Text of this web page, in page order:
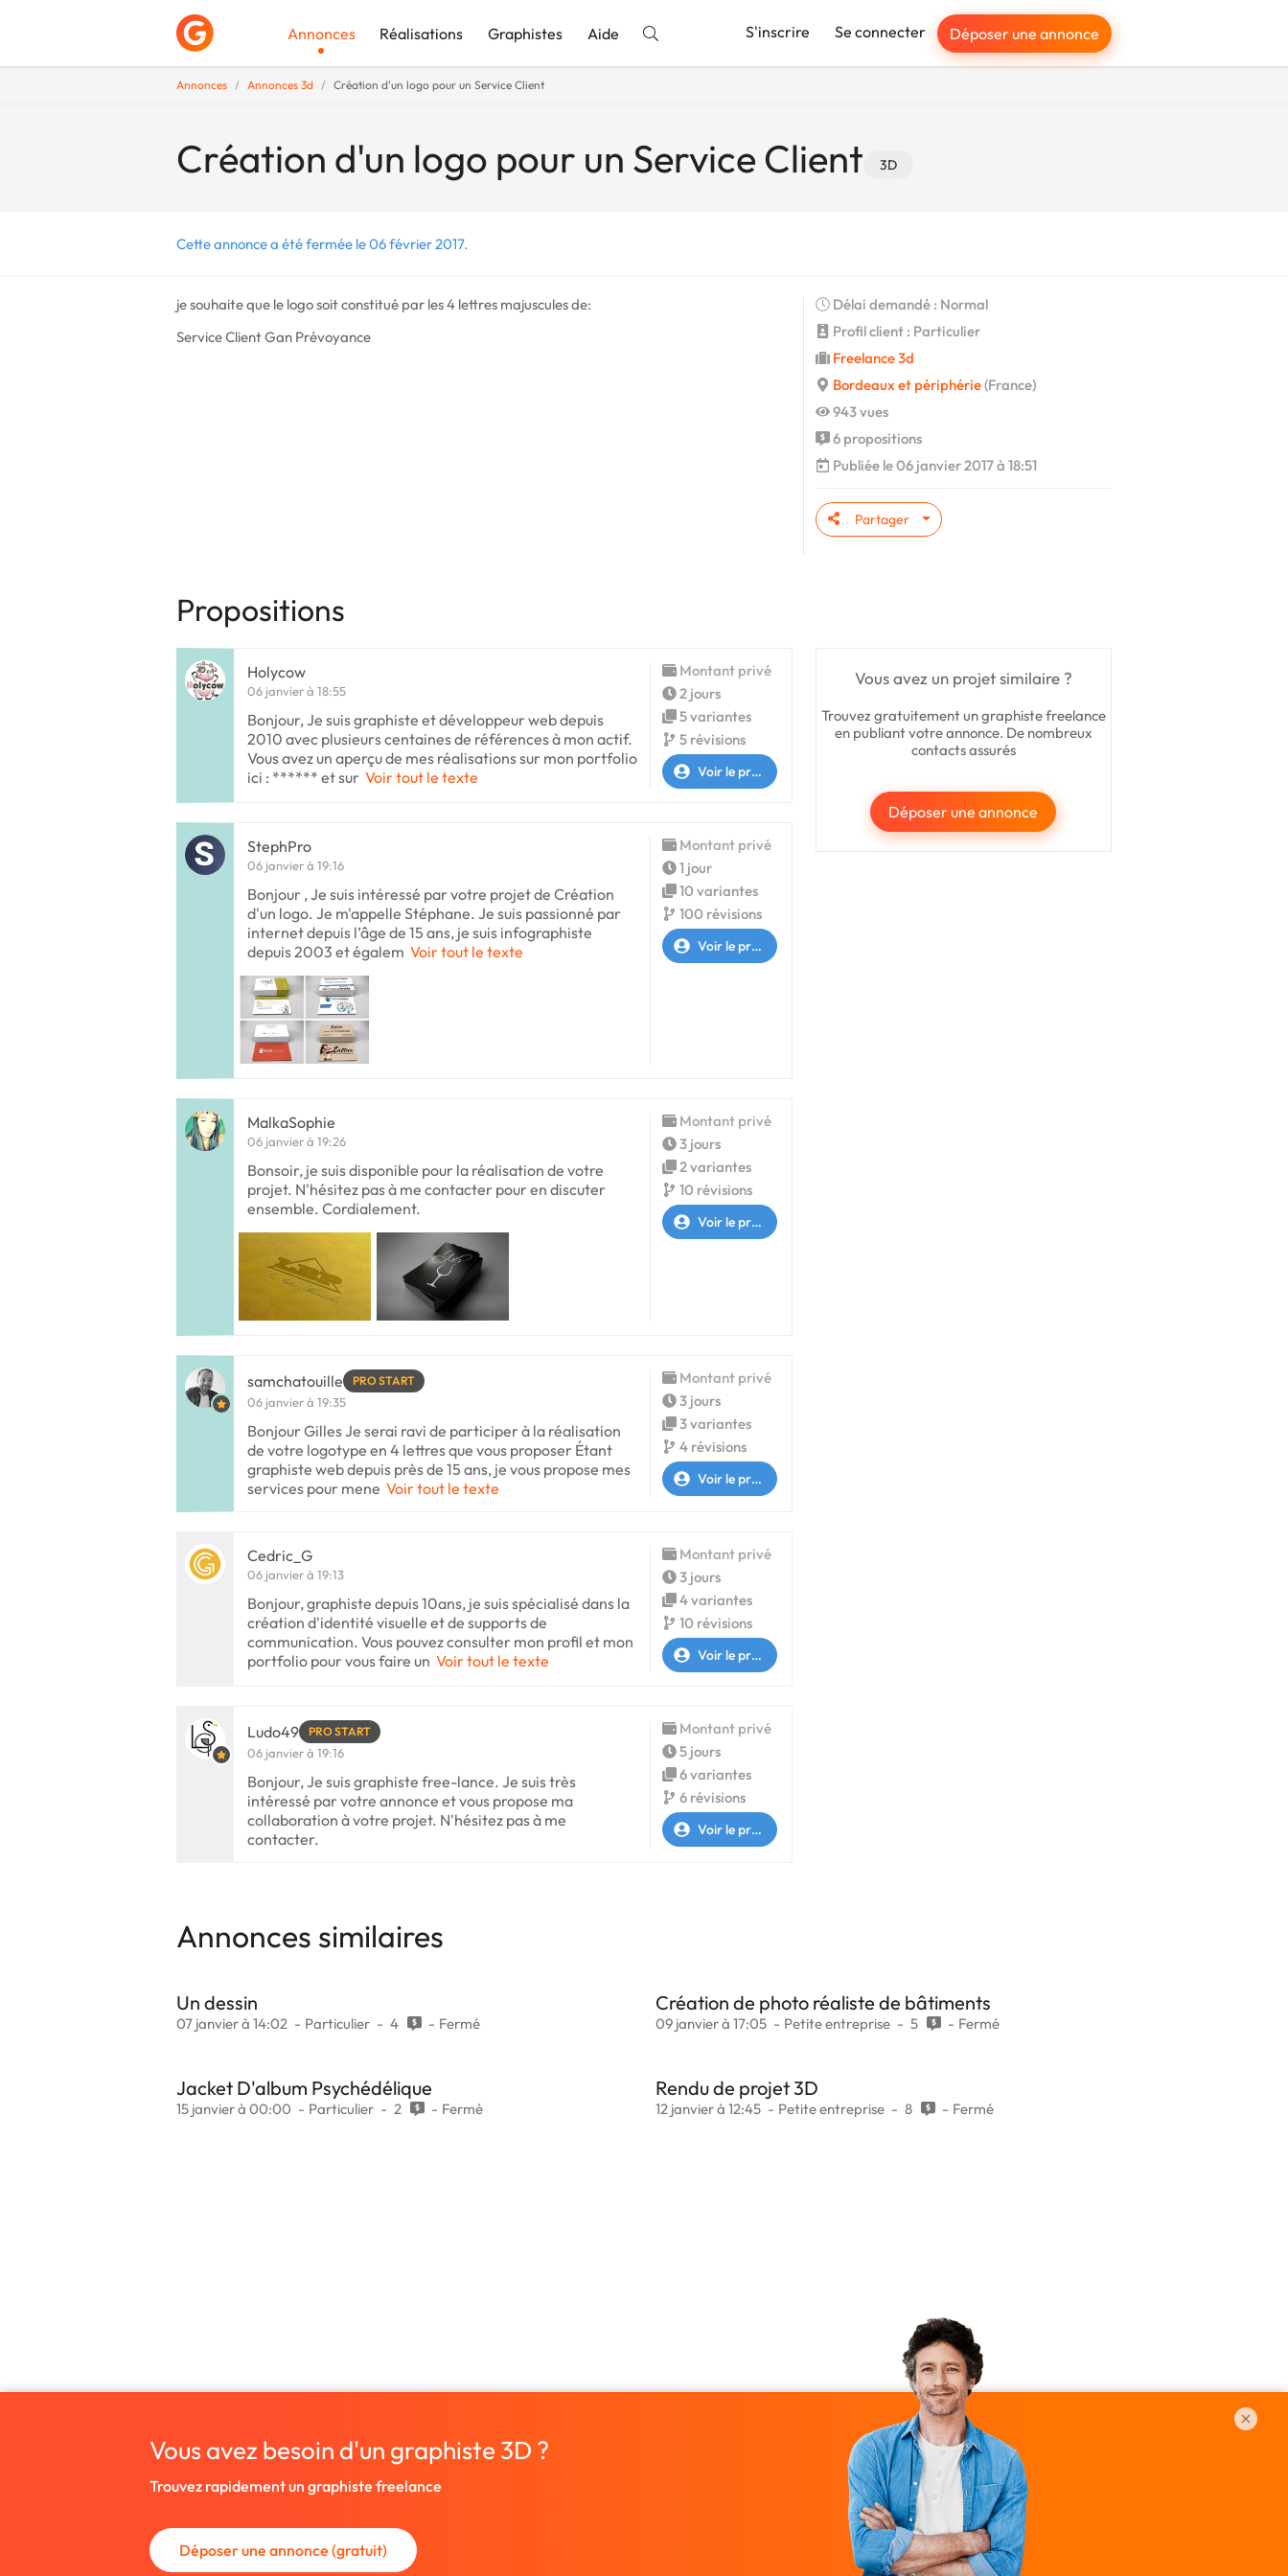
Annonces Réalisations Graphistes Aide S'inscrire Se connecter Déposer une annonce
Annonces Annonces 3d Création d'un logo pour un Service Client
Création d'un logo pour un Service Client 3D
Cette annonce a été fermée le 06 février 2017.
je souhaite que le logo soit constitué par les 4 lettres majuscules de:
Service Client Gan Prévoyance
Délai demandé : Normal
Profil client : Particulier
Freelance 3d
Bordeaux et périphérie(France)
943 vues
6 propositions
Publiée le 06 janvier 2017 à 18:51
Partager
Propositions
Vous avez un projet similaire ?
Trouvez gratuitement un graphiste freelance
en publiant votre annonce. De nombreux
contacts assurés
Déposer une annonce
Holycow
06 janvier à 18:55
Bonjour, Je suis graphiste et développeur web depuis
2010 avec plusieurs centaines de références à mon actif.
Vous avez un aperçu de mes réalisations sur mon portfolio
ici : ****** et sur Voir tout le texte
Montant privé
2 jours
5 variantes
5 révisions
Voir le profil
StephPro
06 janvier à 19:16
Bonjour , Je suis intéressé par votre projet de Création
d'un logo. Je m'appelle Stéphane. Je suis passionné par
internet depuis l’âge de 15 ans, je suis infographiste
depuis 2003 et égalem Voir tout le texte
Montant privé
1 jour
10 variantes
100 révisions
Voir le profil
MalkaSophie
06 janvier à 19:26
Bonsoir, je suis disponible pour la réalisation de votre
projet. N'hésitez pas à me contacter pour en discuter
ensemble. Cordialement.
Montant privé
3 jours
2 variantes
10 révisions
Voir le profil
samchatouille PRO START
06 janvier à 19:35
Bonjour Gilles Je serai ravi de participer à la réalisation
de votre logotype en 4 lettres que vous proposer Étant
graphiste web depuis près de 15 ans, je vous propose mes
services pour mene Voir tout le texte
Montant privé
3 jours
3 variantes
4 révisions
Voir le profil
Cedric_G
06 janvier à 19:13
Bonjour, graphiste depuis 10ans, je suis spécialisé dans la
création d'identité visuelle et de supports de
communication. Vous pouvez consulter mon profil et mon
portfolio pour vous faire un Voir tout le texte
Montant privé
3 jours
4 variantes
10 révisions
Voir le profil
Ludo49 PRO START
06 janvier à 19:16
Bonjour, Je suis graphiste free-lance. Je suis très
intéressé par votre annonce et vous propose ma
collaboration à votre projet. N'hésitez pas à me
contacter.
Montant privé
5 jours
6 variantes
6 révisions
Voir le profil
Annonces similaires
Un dessin
07 janvier à 14:02 Particulier 4 Fermé
Création de photo réaliste de bâtiments
09 janvier à 17:05 Petite entreprise 5 Fermé
Jacket D'album Psychédélique
15 janvier à 00:00 Particulier 2 Fermé
Rendu de projet 3D
12 janvier à 12:45 Petite entreprise 8 Fermé
Vous avez besoin d'un graphiste 3D ?
Trouvez rapidement un graphiste freelance
Déposer une annonce (gratuit)